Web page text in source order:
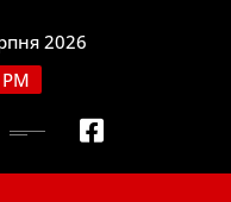
2026